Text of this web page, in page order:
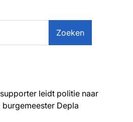
Zoeken
leidt politie naar
Depla